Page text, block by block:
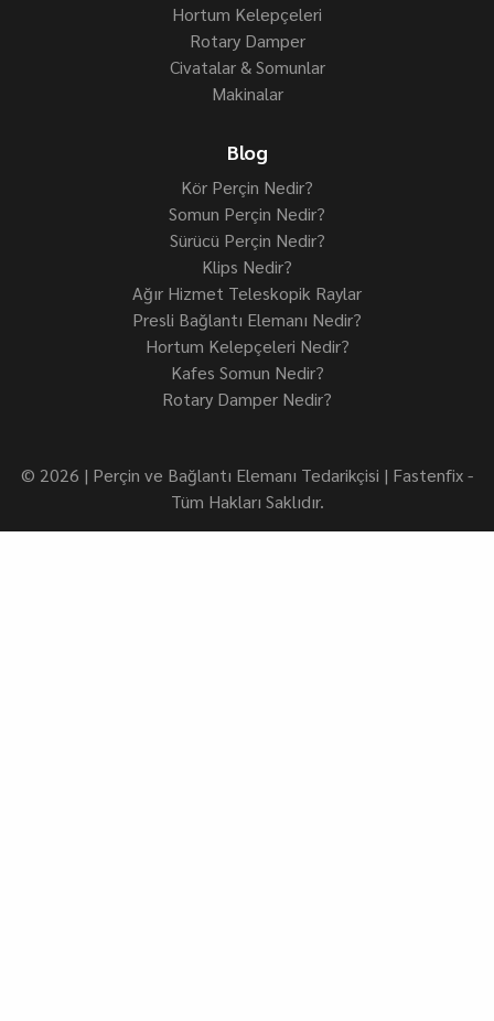
Hortum Kelepçeleri
Rotary Damper
Civatalar & Somunlar
Makinalar
Blog
Kör Perçin Nedir?
Somun Perçin Nedir?
Sürücü Perçin Nedir?
Klips Nedir?
Ağır Hizmet Teleskopik Raylar
Presli Bağlantı Elemanı Nedir?
Hortum Kelepçeleri Nedir?
Kafes Somun Nedir?
Rotary Damper Nedir?
© 2026 | Perçin ve Bağlantı Elemanı Tedarikçisi | Fastenfix -
Tüm Hakları Saklıdır.